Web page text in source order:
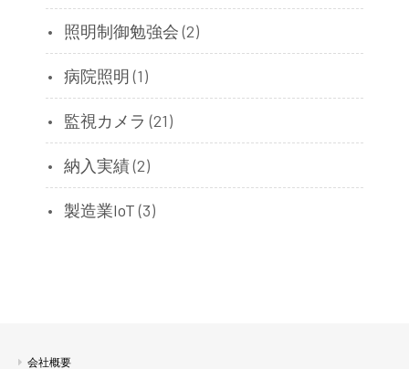
照明制御勉強会(2)
病院照明(1)
監視カメラ (21)
納入実績(2)
製造業IoT(3)
会社概要